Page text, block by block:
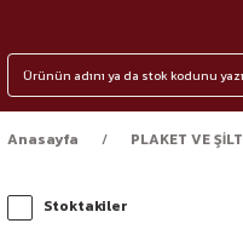
Anasayfa PLAKET VE ŞİLT
Stoktakiler